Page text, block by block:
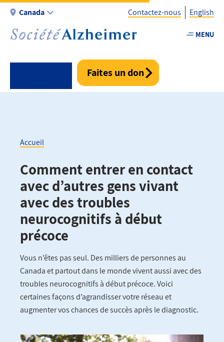
Aller
contenu
Canada
Utility
-
Fr
-
Contactez-nous English
MENU
Faites un don
Fil
d'Ariane
Accueil
Comment entrer en contact
avec d’autres gens vivant
avec des troubles
neurocognitifs à début
précoce
Vous n’êtes pas seul. Des milliers de personnes au
Canada et partout dans le monde vivent aussi avec des
troubles neurocognitifs à début précoce. Voici
certaines façons d’agrandisser votre réseau et
augmenter vos chances de succès après le diagnostic.